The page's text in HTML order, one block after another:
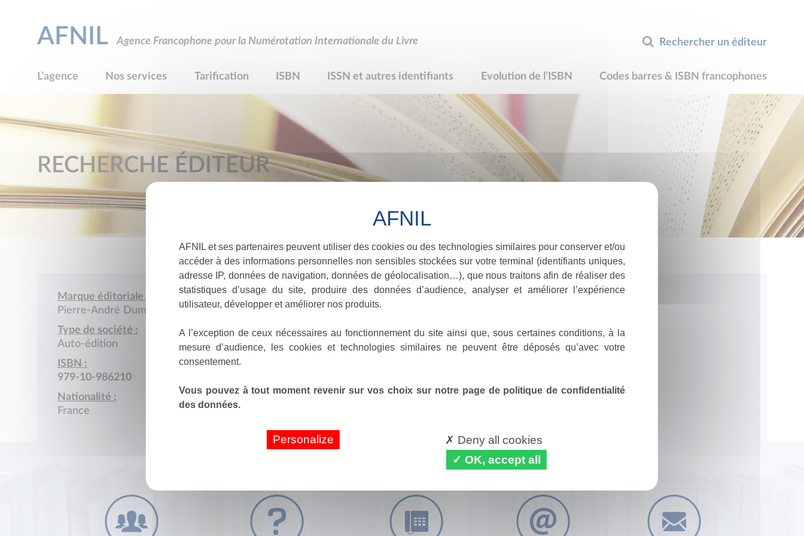
Rechercher un éditeur
AFNIL Agence Francophone pour la Numérotation Internationale du Livre
L’agence Nos services Tarification ISBN ISSN et autres identifiants Evolution de l’ISBN Codes barres & ISBN francophones
RECHERCHE ÉDITEUR
Marque éditoriale :
Pierre-André Dumel
Type de société :
Auto-édition
ISBN :
979-10-986210
Nationalité :
France
AFNIL et ses partenaires peuvent utiliser des cookies ou des technologies similaires pour conserver et/ou
accéder à des informations personnelles non sensibles stockées sur votre terminal (identifiants uniques,
adresse IP, données de navigation, données de géolocalisation…), que nous traitons afin de réaliser des
statistiques d’usage du site, produire des données d’audience, analyser et améliorer l’expérience
utilisateur, développer et améliorer nos produits.
A l’exception de ceux nécessaires au fonctionnement du site ainsi que, sous certaines conditions, à la
mesure d’audience, les cookies et technologies similaires ne peuvent être déposés qu’avec votre
consentement.
Vous pouvez à tout moment revenir sur vos choix sur notre page de politique de confidentialité
des données.
Personalize
Deny all cookies
OK, accept all